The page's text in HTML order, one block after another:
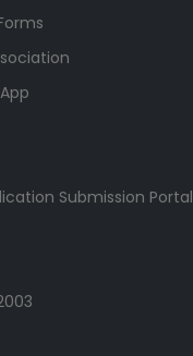
Submission Portal